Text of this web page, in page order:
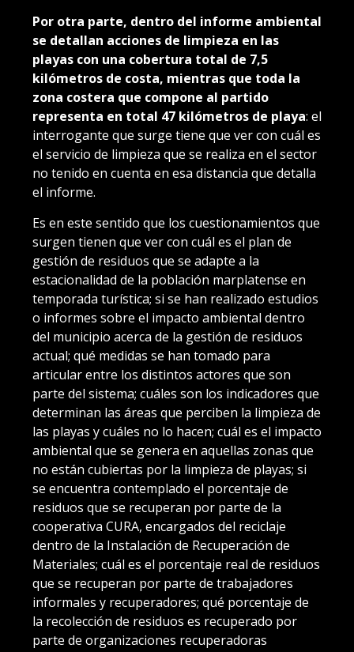
Por otra parte, dentro del informe ambiental
se detallan acciones de limpieza en las
playas con una cobertura total de 7,5
kilómetros de costa, mientras que toda la
zona costera que compone al partido
representa en total 47 kilómetros de playa: el
interrogante que surge tiene que ver con cuál es
el servicio de limpieza que se realiza en el sector
no tenido en cuenta en esa distancia que detalla
el informe.
Es en este sentido que los cuestionamientos que
surgen tienen que ver con cuál es el plan de
gestión de residuos que se adapte a la
estacionalidad de la población marplatense en
temporada turística; si se han realizado estudios
o informes sobre el impacto ambiental dentro
del municipio acerca de la gestión de residuos
actual; qué medidas se han tomado para
articular entre los distintos actores que son
parte del sistema; cuáles son los indicadores que
determinan las áreas que perciben la limpieza de
las playas y cuáles no lo hacen; cuál es el impacto
ambiental que se genera en aquellas zonas que
no están cubiertas por la limpieza de playas; si
se encuentra contemplado el porcentaje de
residuos que se recuperan por parte de la
cooperativa CURA, encargados del reciclaje
dentro de la Instalación de Recuperación de
Materiales; cuál es el porcentaje real de residuos
que se recuperan por parte de trabajadores
informales y recuperadores; qué porcentaje de
la recolección de residuos es recuperado por
parte de organizaciones recuperadoras